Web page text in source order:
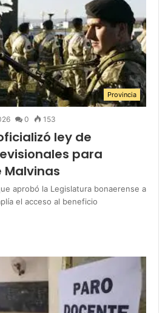
Provincia
0 153
ley de
para
aprobó la Legislatura bonaerense a
el acceso al beneficio